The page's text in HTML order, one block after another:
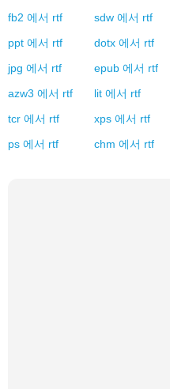
fb2 에서 rtf sdw 에서 rtf
ppt 에서 rtf dotx 에서 rtf
jpg 에서 rtf epub 에서 rtf
azw3 에서 rtf lit 에서 rtf
tcr 에서 rtf xps 에서 rtf
ps 에서 rtf chm 에서 rtf